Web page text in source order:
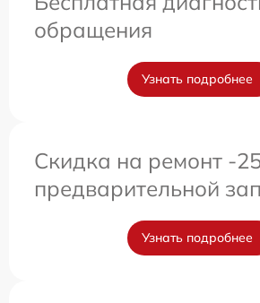
обращения
Узнать подробнее
Скидка на ремонт -
предварительной
Узнать подробнее